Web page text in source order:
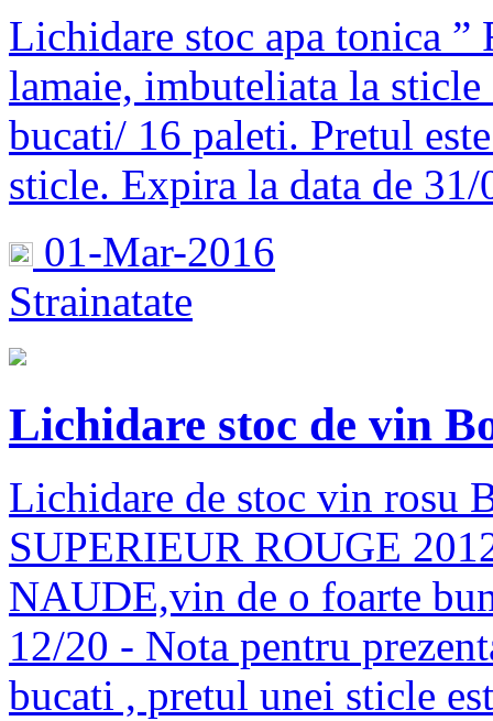
Lichidare stoc apa tonica
lamaie, imbuteliata la
bucati/ 16 paleti. Pretul
sticle. Expira la data de
01-Mar-2016
Strainatate
Lichidare stoc de vin
Lichidare de stoc vin rosu
SUPERIEUR ROUGE
NAUDE,vin de o foarte
12/20 - Nota pentru
bucati , pretul unei sticle